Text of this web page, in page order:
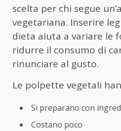
scelta per chi segue
vegetariana. Inserire
dieta aiuta a variare le
ridurre il consumo di
rinunciare al gusto.
Le polpette vegetali
Si preparano con
Costano poco